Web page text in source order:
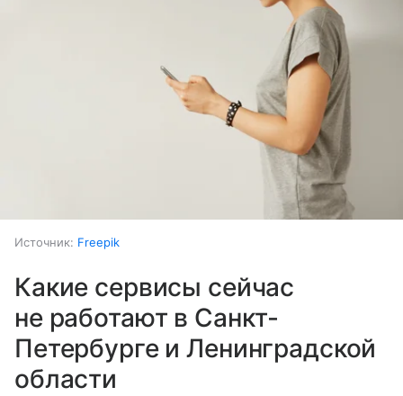
Источник: Freepik
Какие сервисы сейчас
не работают в Санкт-
Петербурге и Ленинградской
области